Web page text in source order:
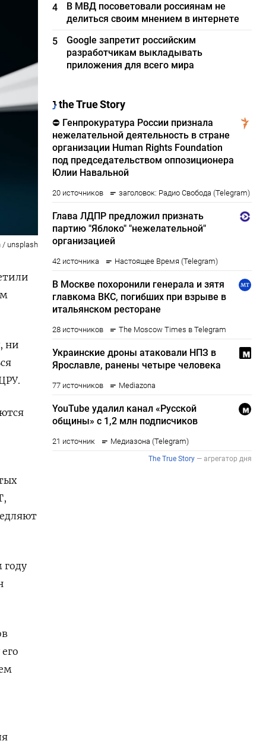
/ unsplash
ни
году
4
В МВД посоветовали россиянам не
делиться своим мнением в интернете
5
Google запретит российским
разработчикам выкладывать
приложения для всего мира